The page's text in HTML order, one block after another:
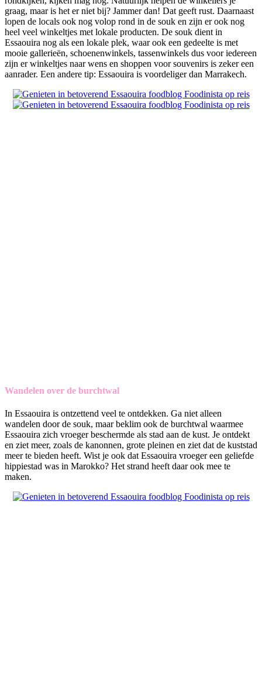
graag, maar is het er niet bij? Jammer dan! Dat geeft rust. Daarnaast
lopen de locals ook nog volop rond in de souk en zijn er ook nog
heel veel winkeltjes met lokale producten. De souk dient in
Essaouira nog als een lokale plek, waar ook een gedeelte is met
mooie gallerieën, schoenenwinkels, tassenwinkels dus voor iedereen
zijn er winkeltjes naar wens en shoppen voor souvenirs is zeker een
aanrader. Een andere tip: Essaouira is voordeliger dan Marrakech.
Wandelen over de burchtwal
In Essaouira is ontzettend veel te ontdekken. Ga niet alleen
wandelen door de souk, maar beklim ook de burchtwal waarmee
Essaouira zich vroeger beschermde als stad aan de kust. Je ontdekt
en ziet meer, zoals de kanonnen, grote pleinen en ziet dat de kuststad
meer te bieden heeft. Wist je ook dat Essaouira vroeger een geliefde
hippiestad was in Marokko? Het strand heeft daar ook mee te
maken.